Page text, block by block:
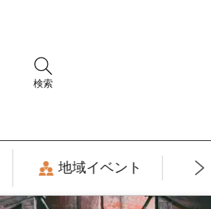
検索
地域イベント